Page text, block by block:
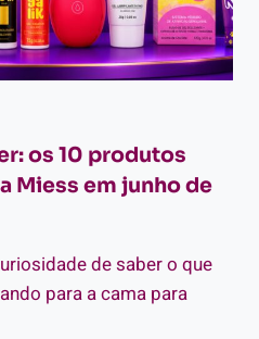
os 10 produtos
Miess em junho de
de saber o que
para a cama para